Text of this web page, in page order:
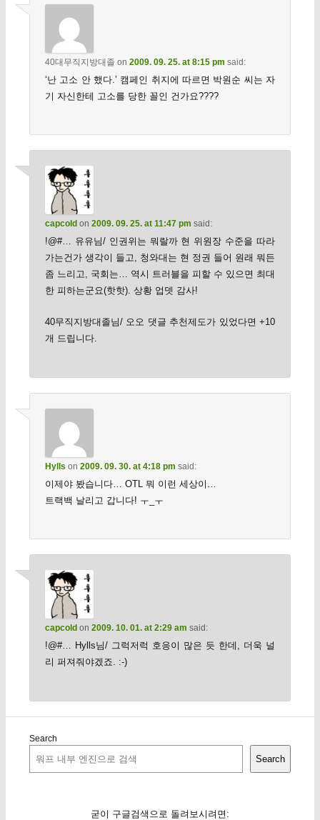
40대무직지방대졸 on 2009. 09. 25. at 8:15 pm said:
‘난 고소 안 했다.’ 캠페인 취지에 따르면 박원순 씨는 자
기 자신한테 고소를 당한 꼴인 건가요????
capcold on 2009. 09. 25. at 11:47 pm said:
!@#… 유유님/ 인권위는 뭐랄까 현 위원장 수준을 따라
가는건가 생각이 들고, 청와대는 현 정권 들어 원래 뭐든
좀 느리고, 국회는… 역시 트러블을 피할 수 있으면 최대
한 피하는군요(핫핫). 상황 업뎃 감사!
40무직지방대졸님/ 오오 댓글 추천제도가 있었다면 +10
개 드립니다.
Hylls on 2009. 09. 30. at 4:18 pm said:
이제야 봤습니다… OTL 뭐 이런 세상이…
트랙백 날리고 갑니다! ㅜ_ㅜ
capcold on 2009. 10. 01. at 2:29 am said:
!@#… Hylls님/ 그럭저럭 호응이 많은 듯 한데, 더욱 널
리 퍼져줘야겠죠. :-)
Search
Search
굳이 구글검색으로 돌려보시려면: